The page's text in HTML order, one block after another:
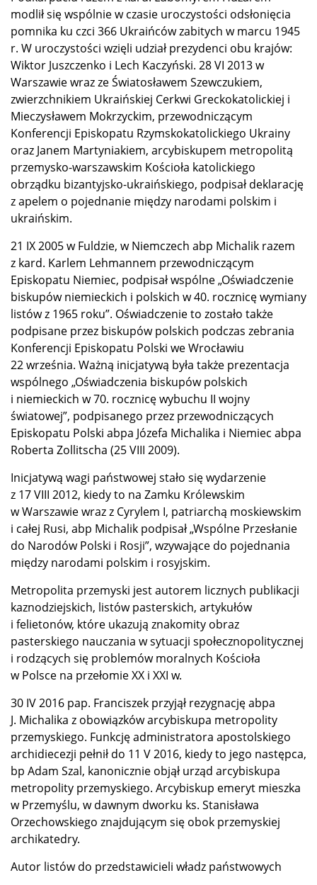
modlił się wspólnie w czasie uroczystości odsłonięcia
pomnika ku czci 366 Ukraińców zabitych w marcu 1945
r. W uroczystości wzięli udział prezydenci obu krajów:
Wiktor Juszczenko i Lech Kaczyński. 28 VI 2013 w
Warszawie wraz ze Światosławem Szewczukiem,
zwierzchnikiem Ukraińskiej Cerkwi Greckokatolickiej i
Mieczysławem Mokrzyckim, przewodniczącym
Konferencji Episkopatu Rzymskokatolickiego Ukrainy
oraz Janem Martyniakiem, arcybiskupem metropolitą
przemysko-warszawskim Kościoła katolickiego
obrządku bizantyjsko-ukraińskiego, podpisał deklarację
z apelem o pojednanie między narodami polskim i
ukraińskim.
21 IX 2005 w Fuldzie, w Niemczech abp Michalik razem
z kard. Karlem Lehmannem przewodniczącym
Episkopatu Niemiec, podpisał wspólne „Oświadczenie
biskupów niemieckich i polskich w 40. rocznicę wymiany
listów z 1965 roku”. Oświadczenie to zostało także
podpisane przez biskupów polskich podczas zebrania
Konferencji Episkopatu Polski we Wrocławiu
22 września. Ważną inicjatywą była także prezentacja
wspólnego „Oświadczenia biskupów polskich
i niemieckich w 70. rocznicę wybuchu II wojny
światowej”, podpisanego przez przewodniczących
Episkopatu Polski abpa Józefa Michalika i Niemiec abpa
Roberta Zollitscha (25 VIII 2009).
Inicjatywą wagi państwowej stało się wydarzenie
z 17 VIII 2012, kiedy to na Zamku Królewskim
w Warszawie wraz z Cyrylem I, patriarchą moskiewskim
i całej Rusi, abp Michalik podpisał „Wspólne Przesłanie
do Narodów Polski i Rosji”, wzywające do pojednania
między narodami polskim i rosyjskim.
Metropolita przemyski jest autorem licznych publikacji
kaznodziejskich, listów pasterskich, artykułów
i felietonów, które ukazują znakomity obraz
pasterskiego nauczania w sytuacji społecznopolitycznej
i rodzących się problemów moralnych Kościoła
w Polsce na przełomie XX i XXI w.
30 IV 2016 pap. Franciszek przyjął rezygnację abpa
J. Michalika z obowiązków arcybiskupa metropolity
przemyskiego. Funkcję administratora apostolskiego
archidiecezji pełnił do 11 V 2016, kiedy to jego następca,
bp Adam Szal, kanonicznie objął urząd arcybiskupa
metropolity przemyskiego. Arcybiskup emeryt mieszka
w Przemyślu, w dawnym dworku ks. Stanisława
Orzechowskiego znajdującym się obok przemyskiej
archikatedry.
Autor listów do przedstawicieli władz państwowych